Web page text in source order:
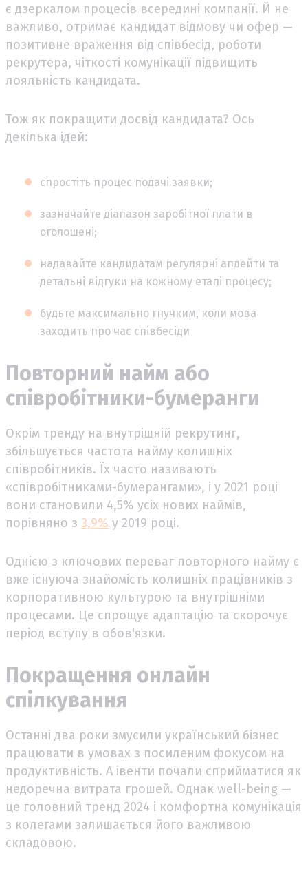
є дзеркалом процесів всередині компанії. Й не
важливо, отримає кандидат відмову чи офер —
позитивне враження від співбесід, роботи
рекрутера, чіткості комунікації підвищить
лояльність кандидата.
Тож як покращити досвід кандидата? Ось
декілька ідей:
спростіть процес подачі заявки;
зазначайте діапазон заробітної плати в
оголошені;
надавайте кандидатам регулярні апдейти та
детальні відгуки на кожному етапі процесу;
будьте максимально гнучким, коли мова
заходить про час співбесіди
Повторний найм або
співробітники-бумеранги
Окрім тренду на внутрішній рекрутинг,
збільшується частота найму колишніх
співробітників. Їх часто називають
«співробітниками-бумерангами», і у 2021 році
вони становили 4,5% усіх нових наймів,
порівняно з 3,9% у 2019 році.
Однією з ключових переваг повторного найму є
вже існуюча знайомість колишніх працівників з
корпоративною культурою та внутрішніми
процесами. Це спрощує адаптацію та скорочує
період вступу в обов'язки.
Покращення онлайн
спілкування
Останні два роки змусили український бізнес
працювати в умовах з посиленим фокусом на
продуктивність. А івенти почали сприйматися як
недоречна витрата грошей. Однак well-being —
це головний тренд 2024 і комфортна комунікація
з колегами залишається його важливою
складовою.